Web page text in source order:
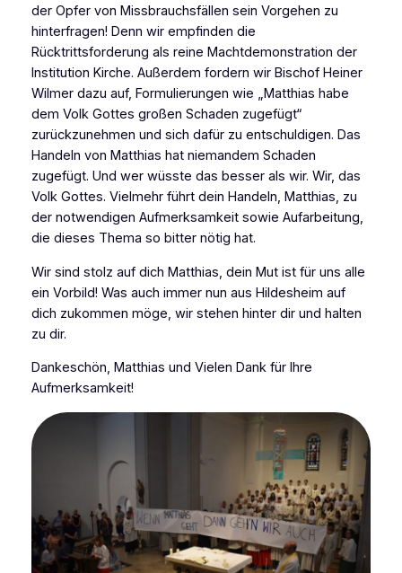
der Opfer von Missbrauchsfällen sein Vorgehen zu
hinterfragen! Denn wir empfinden die
Rücktrittsforderung als reine Machtdemonstration der
Institution Kirche. Außerdem fordern wir Bischof Heiner
Wilmer dazu auf, Formulierungen wie „Matthias habe
dem Volk Gottes großen Schaden zugefügt“
zurückzunehmen und sich dafür zu entschuldigen. Das
Handeln von Matthias hat niemandem Schaden
zugefügt. Und wer wüsste das besser als wir. Wir, das
Volk Gottes. Vielmehr führt dein Handeln, Matthias, zu
der notwendigen Aufmerksamkeit sowie Aufarbeitung,
die dieses Thema so bitter nötig hat.
Wir sind stolz auf dich Matthias, dein Mut ist für uns alle
ein Vorbild! Was auch immer nun aus Hildesheim auf
dich zukommen möge, wir stehen hinter dir und halten
zu dir.
Dankeschön, Matthias und Vielen Dank für Ihre
Aufmerksamkeit!